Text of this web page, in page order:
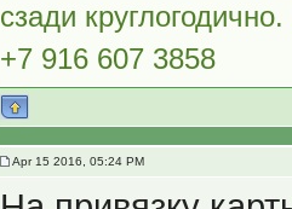
сзади круглогодично.
+7 916 607 3858
Apr 15 2016, 05:24 PM